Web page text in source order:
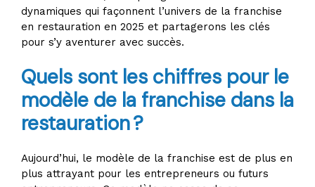
dynamiques qui façonnent l’univers de la franchise
en restauration en 2025 et partagerons les clés
pour s’y aventurer avec succès.
Quels sont les chiffres pour le
modèle de la franchise dans la
restauration ?
Aujourd’hui, le modèle de la franchise est de plus en
plus attrayant pour les entrepreneurs ou futurs